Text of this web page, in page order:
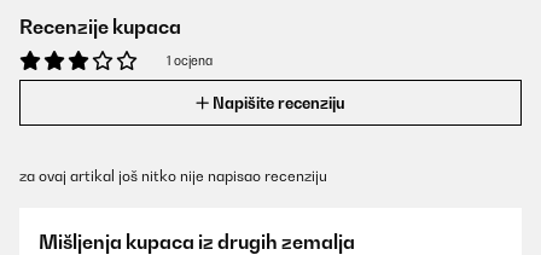
Recenzije kupaca
1 ocjena
Napišite recenziju
za ovaj artikal još nitko nije napisao recenziju
Mišljenja kupaca iz drugih zemalja